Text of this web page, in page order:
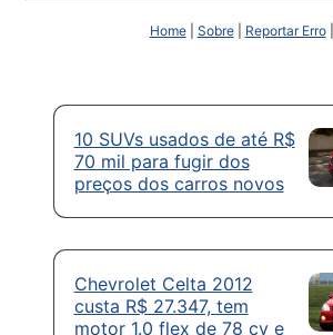
Home| Sobre| Reportar Erro|
10 SUVs usados de até R$
70 mil para fugir dos
preços dos carros novos
Chevrolet Celta 2012
custa R$ 27.347, tem
motor 1.0 flex de 78 cv e